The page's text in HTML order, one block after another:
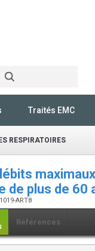
Traités EMC
RESPIRATOIRES
de plus de 60
ART8
Références